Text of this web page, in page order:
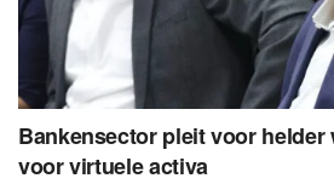
Bankensector pleit voor helder
voor virtuele activa